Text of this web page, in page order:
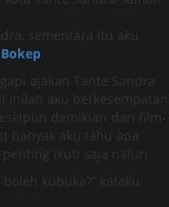
sementara itu aku
Bokep
ajakan Tante Sandra
inilah aku berkesempatan
demikian dari film-
aku tahu apa
ikuti saja naluri
kubuka?” kataku